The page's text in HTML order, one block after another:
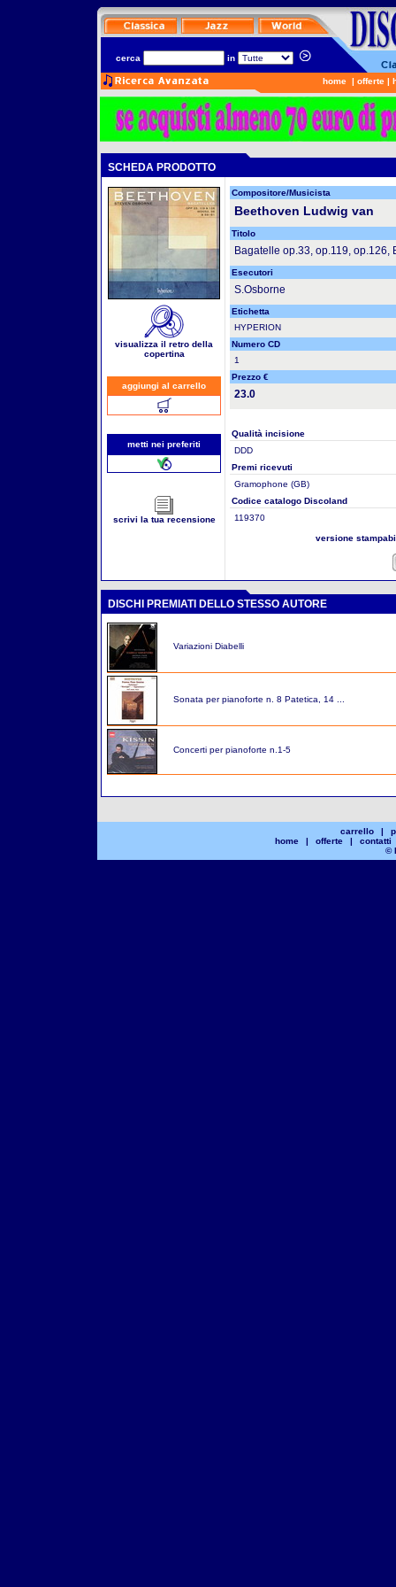
cerca in
home | offerte |
SCHEDA PRODOTTO
visualizza il retro della
copertina
aggiungi al carrello
metti nei preferiti
scrivi la tua recensione
Compositore/Musicista
Beethoven Ludwig van
Titolo
Bagatelle op.33, op.119, op.126,
Esecutori
S.Osborne
Etichetta
HYPERION
Numero CD
1
Prezzo €
23.0
Qualità incisione
DDD
Premi ricevuti
Gramophone (GB)
Codice catalogo Discoland
119370
versione
DISCHI PREMIATI DELLO STESSO AUTORE
Variazioni Diabelli
Sonata per pianoforte n. 8 Patetica, 14 ...
Concerti per pianoforte n.1-5
carrello |
home
| offerte |
contatti
©